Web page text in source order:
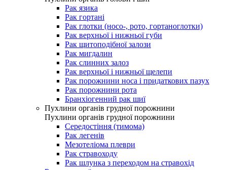
Рак язика
Рак гортані
Рак глотки (носо-, рото, гортаноглотки)
Рак верхньої і нижньої губи
Рак щитоподібної залози
Рак мигдалин
Рак слинних залоз
Рак верхньої і нижньої щелепи
Рак порожнини носа і придаткових пазух
Рак порожнини рота
Бранхіогенний рак шиї
Пухлини органів грудної порожнини
Пухлини органів грудної порожнини
Середостіння (тимома)
Рак легенів
Мезотеліома плеври
Рак стравоходу
Рак шлунка з переходом на стравохід